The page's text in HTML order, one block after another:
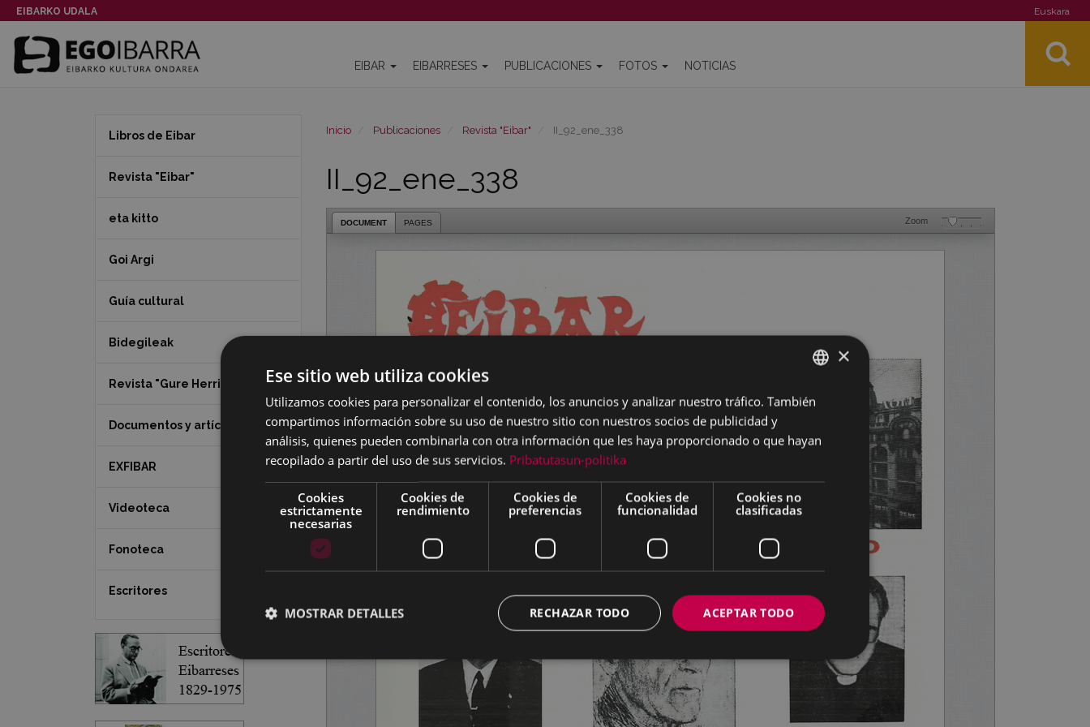
EIBARKO UDALA Euskara
EIBAR EIBARRESES PUBLICACIONES FOTOS NOTICIAS
Inicio Publicaciones Revista "Eibar" II_92_ene_338
II_92_ene_338
DOCUMENT PAGES Zoom
Libros de Eibar
Revista "Eibar"
eta kitto
Goi Argi
Guía cultural
Bidegileak
Revista "Gure Herria"
Documentos y artículos
EXFIBAR
Videoteca
Fonoteca
Escritores
BASQUE
×
Ese sitio web utiliza cookies
Utilizamos cookies para personalizar el contenido, los anuncios y analizar nuestro tráfico. También
compartimos información sobre su uso de nuestro sitio con nuestros socios de publicidad y
análisis, quienes pueden combinarla con otra información que les haya proporcionado o que hayan
recopilado a partir del uso de sus servicios. Pribatutasun-politika
Cookies
estrictamente
necesarias
Cookies de
rendimiento
Cookies de
preferencias
Cookies de
funcionalidad
Cookies no
clasificadas
ACEPTAR TODO
RECHAZAR TODO
MOSTRAR DETALLES